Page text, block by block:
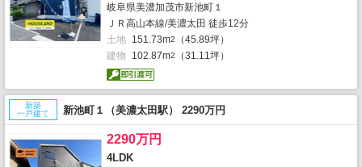
岐阜県美濃加茂市新池町１
ＪＲ高山本線/美濃太田 徒歩12分
土地 151.73m2
（45.89坪）
建物
102.87m2 （31.11坪）
新築
一戸建て
新池町１（美濃太田駅） 2290万円
2290万円
4LDK